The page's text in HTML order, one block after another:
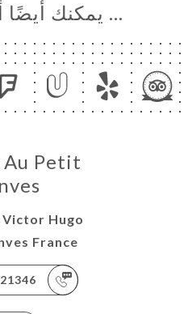
… يمكنك أيضًا
Petit
Victor Hugo
France